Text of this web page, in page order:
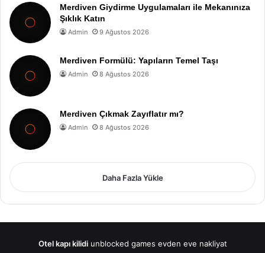
Merdiven Giydirme Uygulamaları ile Mekanınıza
Şıklık Katın
Admin 9 Ağustos 2026
Merdiven Formülü: Yapıların Temel Taşı
Admin 8 Ağustos 2026
Merdiven Çıkmak Zayıflatır mı?
Admin 8 Ağustos 2026
Daha Fazla Yükle
Otel kapı kilidi unblocked games evden eve nakliyat